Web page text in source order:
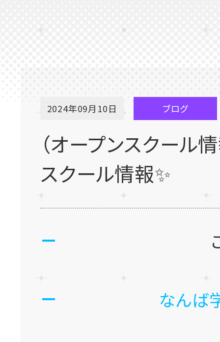
2024年09月10日 ブログ
（オープンスクール
スクール情報✨
なんば